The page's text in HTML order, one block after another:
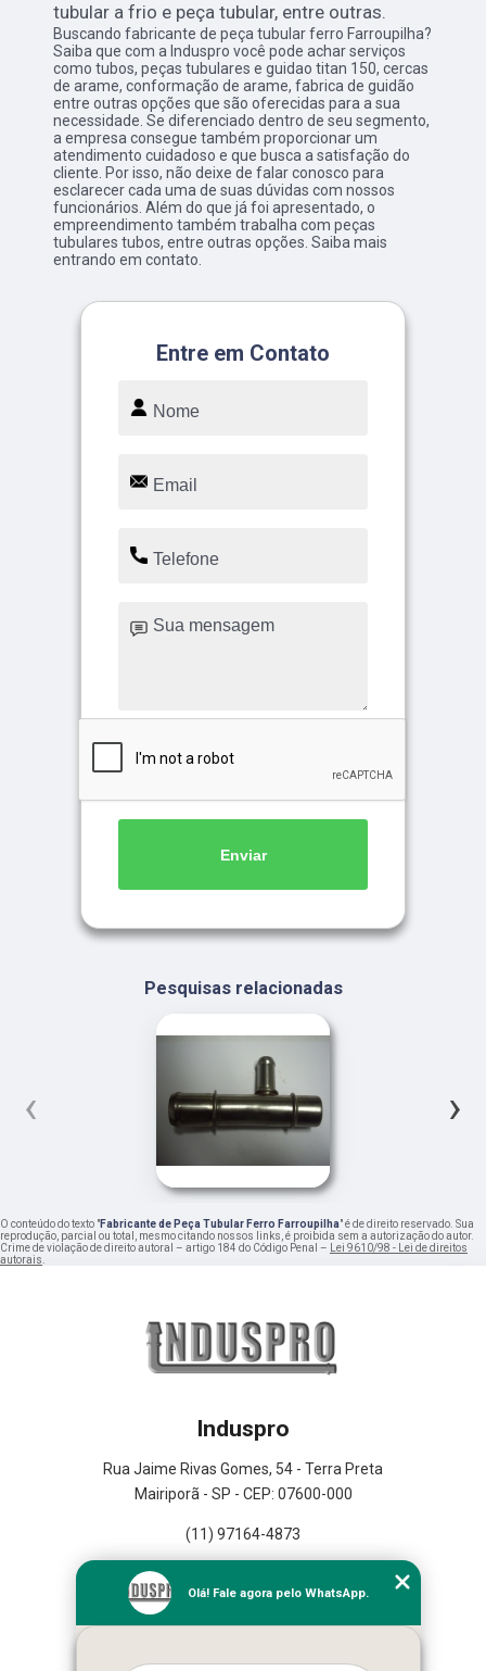
tubular a frio e peça tubular, entre outras.
Buscando fabricante de peça tubular ferro Farroupilha?
Saiba que com a Induspro você pode achar serviços
como tubos, peças tubulares e guidao titan 150, cercas
de arame, conformação de arame, fabrica de guidão
entre outras opções que são oferecidas para a sua
necessidade. Se diferenciado dentro de seu segmento,
a empresa consegue também proporcionar um
atendimento cuidadoso e que busca a satisfação do
cliente. Por isso, não deixe de falar conosco para
esclarecer cada uma de suas dúvidas com nossos
funcionários. Além do que já foi apresentado, o
empreendimento também trabalha com peças
tubulares tubos, entre outras opções. Saiba mais
entrando em contato.
Entre em Contato
Enviar
Pesquisas relacionadas
‹ ›
O conteúdo do texto "Fabricante de Peça Tubular Ferro Farroupilha" é de direito reservado. Sua
reprodução, parcial ou total, mesmo citando nossos links, é proibida sem a autorização do autor.
Crime de violação de direito autoral – artigo 184 do Código Penal – Lei 9610/98 - Lei de direitos
autorais.
Induspro
Rua Jaime Rivas Gomes, 54 - Terra Preta
Mairiporã - SP - CEP: 07600-000
(11) 97164-4873
Empresa
Missão
Olá! Fale agora pelo WhatsApp.